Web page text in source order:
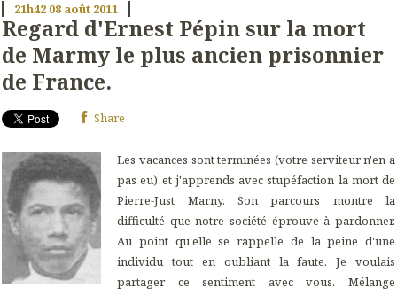
21h42 08 août 2011
Regard d'Ernest Pépin sur la mort
de Marmy le plus ancien prisonnier
de France.
Share
Les vacances sont terminées (votre serviteur n'en a
pas eu) et j'apprends avec stupéfaction la mort de
Pierre-Just Marny. Son parcours montre la
difficulté que notre société éprouve à pardonner.
Au point qu'elle se rappelle de la peine d'une
individu tout en oubliant la faute. Je voulais
partager ce sentiment avec vous. Mélange